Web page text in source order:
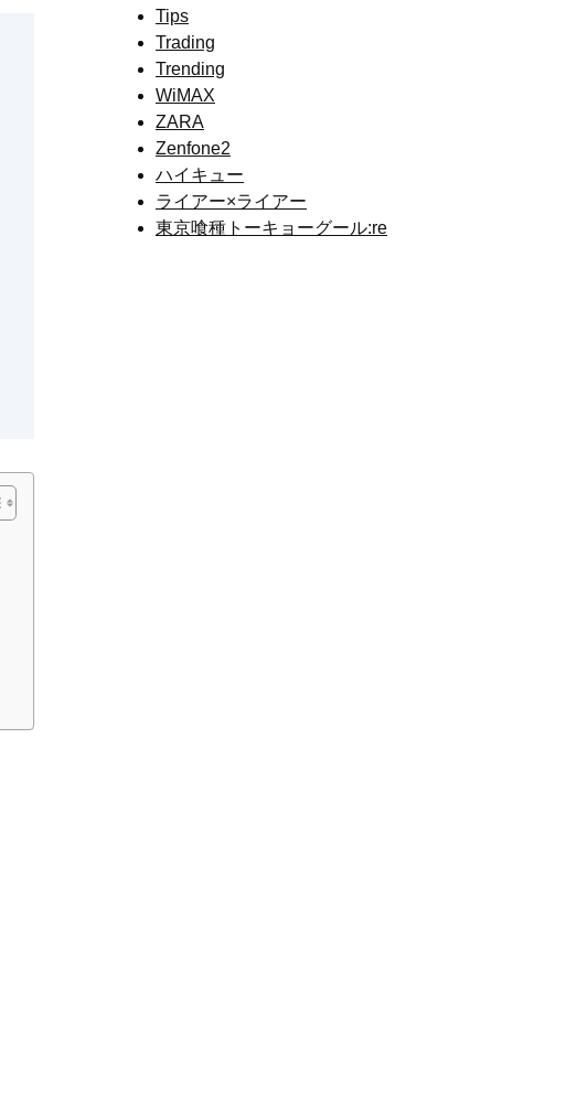
Tips
Trading
Trending
WiMAX
ZARA
Zenfone2
ハイキュー
ライアー×ライアー
東京喰種トーキョーグール:re